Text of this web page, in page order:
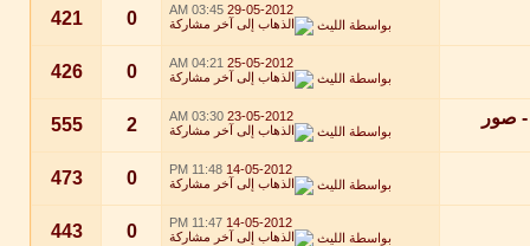
29-05-2012
03:45 AM
بواسطة الليث 0
421
25-05-2012
04:21 AM
بواسطة الليث 0
426
- صور 23-05-2012
03:30 AM
بواسطة الليث 2
555
14-05-2012
11:48 PM
بواسطة الليث 0
473
14-05-2012
11:47 PM
بواسطة الليث 0
443